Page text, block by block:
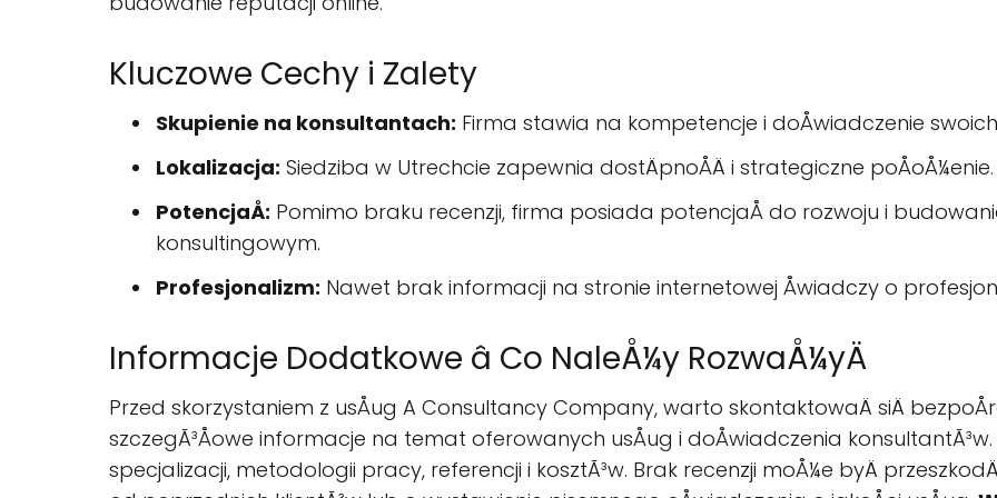
Kluczowe Cechy i Zalety
Skupienie na konsultantach: Firma stawia na kompetencje i doÅwiadczenie
Lokalizacja: Siedziba w Utrechcie zapewnia dostÄpnoÅÄ i strategiczne poÅoÅ¼enie.
PotencjaÅ: Pomimo braku recenzji, firma posiada potencjaÅ do rozwoju i
konsultingowym.
Profesjonalizm: Nawet brak informacji na stronie internetowej Åwiadczy o
Informacje Dodatkowe â Co NaleÅ¼y RozwaÅ¼yÄ
Przed skorzystaniem z usÅug A Consultancy Company, warto skontaktowaÄ siÄ
szczegÃ³Åowe informacje na temat oferowanych usÅug i doÅwiadczenia
specjalizacji, metodologii pracy, referencji i kosztÃ³w. Brak recenzji moÅ¼e byÄ